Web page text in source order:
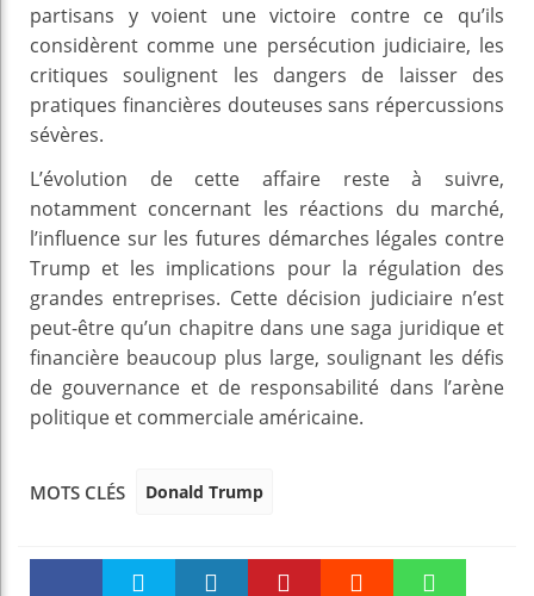
partisans y voient une victoire contre ce qu’ils
considèrent comme une persécution judiciaire, les
critiques soulignent les dangers de laisser des
pratiques financières douteuses sans répercussions
sévères.
L’évolution de cette affaire reste à suivre,
notamment concernant les réactions du marché,
l’influence sur les futures démarches légales contre
Trump et les implications pour la régulation des
grandes entreprises. Cette décision judiciaire n’est
peut-être qu’un chapitre dans une saga juridique et
financière beaucoup plus large, soulignant les défis
de gouvernance et de responsabilité dans l’arène
politique et commerciale américaine.
MOTS CLÉS Donald Trump